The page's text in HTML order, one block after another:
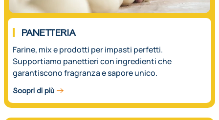
PANETTERIA
Farine, mix e prodotti per impasti perfetti.
Supportiamo panettieri con ingredienti che
garantiscono fragranza e sapore unico.
Scopri di più